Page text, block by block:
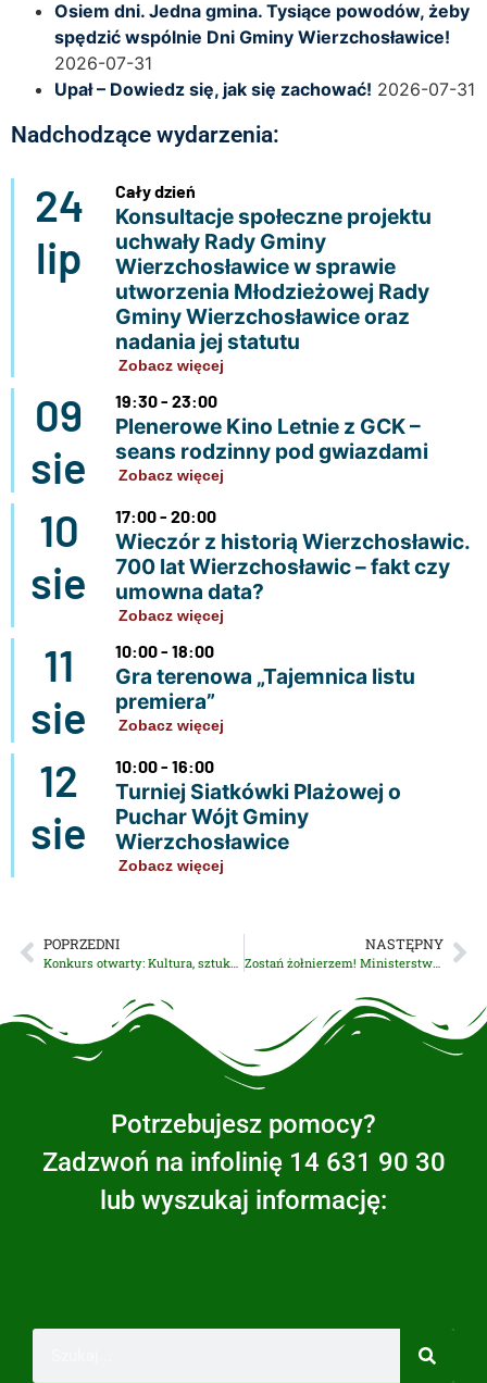
Osiem dni. Jedna gmina. Tysiące powodów, żeby
spędzić wspólnie Dni Gminy Wierzchosławice!
2026-07-31
Upał – Dowiedz się, jak się zachować! 2026-07-31
Nadchodzące wydarzenia:
24
lip
Cały dzień
Konsultacje społeczne projektu
uchwały Rady Gminy
Wierzchosławice w sprawie
utworzenia Młodzieżowej Rady
Gminy Wierzchosławice oraz
nadania jej statutu
Zobacz więcej
09
sie
19:30 - 23:00
Plenerowe Kino Letnie z GCK –
seans rodzinny pod gwiazdami
Zobacz więcej
10
sie
17:00 - 20:00
Wieczór z historią Wierzchosławic.
700 lat Wierzchosławic – fakt czy
umowna data?
Zobacz więcej
11
sie
10:00 - 18:00
Gra terenowa „Tajemnica listu
premiera”
Zobacz więcej
12
sie
10:00 - 16:00
Turniej Siatkówki Plażowej o
Puchar Wójt Gminy
Wierzchosławice
Zobacz więcej
POPRZEDNI NASTĘPNY
Zostań żołnierzem! Ministerstwo Obrony Narodowej zaprasza do Narodowych Sił Zbrojnych
Potrzebujesz pomocy?
Zadzwoń na infolinię 14 631 90 30
lub wyszukaj informację: